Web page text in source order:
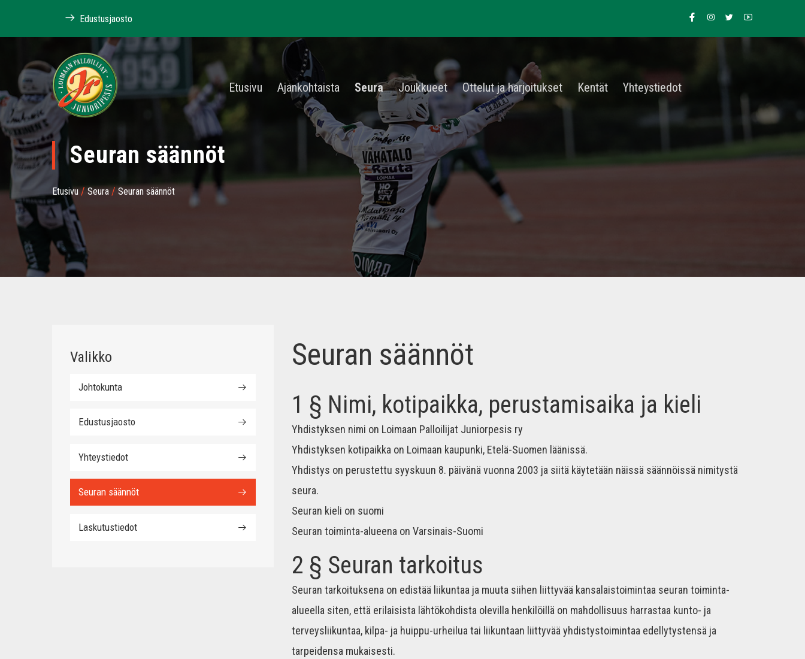
Edustusjaosto
Etusivu Ajankohtaista Seura Joukkueet Ottelut ja harjoitukset Kentät Yhteystiedot
Seuran säännöt
Etusivu/Seura/Seuran säännöt
Valikko
Johtokunta
Edustusjaosto
Yhteystiedot
Seuran säännöt
Laskutustiedot
Seuran säännöt
1 § Nimi, kotipaikka, perustamisaika ja kieli
Yhdistyksen nimi on Loimaan Palloilijat Juniorpesis ry
Yhdistyksen kotipaikka on Loimaan kaupunki, Etelä-Suomen läänissä.
Yhdistys on perustettu syyskuun 8. päivänä vuonna 2003 ja siitä käytetään näissä säännöissä nimitystä
seura.
Seuran kieli on suomi
Seuran toiminta-alueena on Varsinais-Suomi
2 § Seuran tarkoitus
Seuran tarkoituksena on edistää liikuntaa ja muuta siihen liittyvää kansalaistoimintaa seuran toiminta-
alueella siten, että erilaisista lähtökohdista olevilla henkilöillä on mahdollisuus harrastaa kunto- ja
terveysliikuntaa, kilpa- ja huippu-urheilua tai liikuntaan liittyvää yhdistystoimintaa edellytystensä ja
tarpeidensa mukaisesti.